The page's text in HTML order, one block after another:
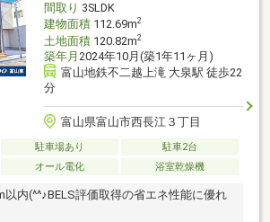
間取り 3SLDK
建物面積112.69m2
土地面積120.82m2
築年月 2024年10月(築1年11ヶ月)
富山地鉄不二越上滝 大泉駅 徒歩22
分
富山県富山市西長江３丁目
駐車場あり
駐車2台
オール電化 浴室乾燥機
内(^^♪BELS評価取得の省エネ性能に優れ